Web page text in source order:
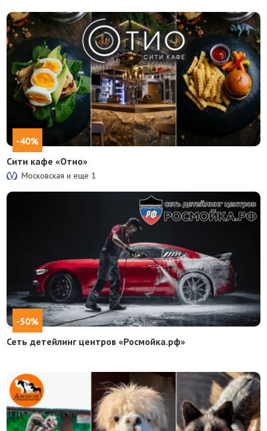
-40%
Сити кафе «Отио»
Московская и еще 1
-50%
Сеть детейлинг центров «Росмойка.рф»